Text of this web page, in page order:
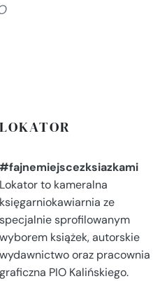
LOKATOR
#fajnemiejscezksiazkami
Lokator to kameralna
księgarniokawiarnia ze
specjalnie sprofilowanym
wyborem książek, autorskie
wydawnictwo oraz pracownia
graficzna PIO Kalińskiego.